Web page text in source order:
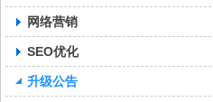
网络营销
SEO优化
升级公告